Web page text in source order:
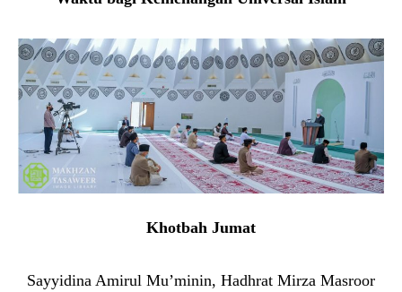
Khotbah Jumat
Sayyidina Amirul Mu’minin, Hadhrat Mirza Masroor